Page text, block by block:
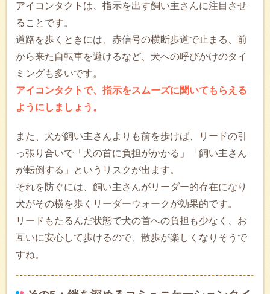
アイコンタクトは、指示を出す飼い主さんに注目させ
ることです。
道路を歩くときには、赤信号の横断歩道で止まる、前
から来た自転車を避けるなど、犬への呼びかけのタイ
ミングも多いです。
アイコンタクトで、指示をスムーズに聞いてもらえる
ようにしましょう。
また、犬が飼い主さんよりも前を歩けば、リードの引
っ張り合いで「犬の首に負担がかかる」「飼い主さん
が転倒する」というリスクが出ます。
それを防ぐには、飼い主さんがリーダー的存在になり
犬がその横を歩くリーダーウォークが効果的です。
リードもたるんだ状態で犬の首への負担も少なく、お
互いに安心して歩けるので、散歩が楽しくなりそうで
すね。